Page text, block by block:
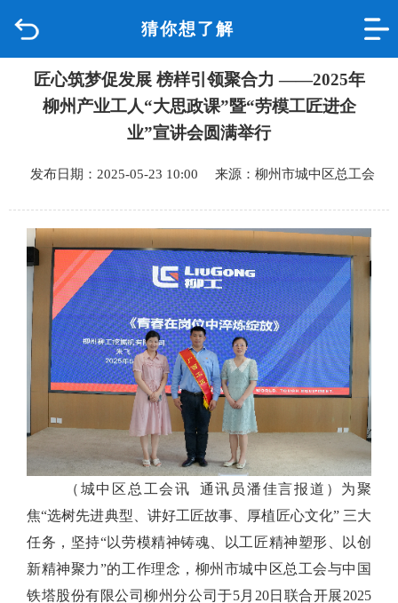
猜你想了解
品质城中
政府信息公开
网上办事
互动回应
数据专题
匠心筑梦促发展 榜样引领聚合力 ——2025年
柳州产业工人“大思政课”暨“劳模工匠进企
业”宣讲会圆满举行
发布日期：2025-05-23 10:00 来源：柳州市城中区总工会
（城中区总工会讯 通讯员潘佳言报道 ） 为聚
焦“选树先进典型、讲好工匠故事、厚植匠心文化” 三大
任务，坚持“以劳模精神铸魂、以工匠精神塑形、以创
新精神聚力”的工作理念，柳州市城中区总工会与中国
铁塔股份有限公司柳州分公司于5月20日联合开展2025